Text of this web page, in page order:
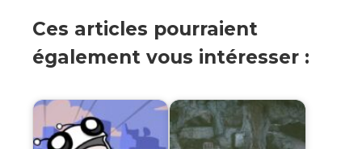
Ces articles pourraient
également vous intéresser :